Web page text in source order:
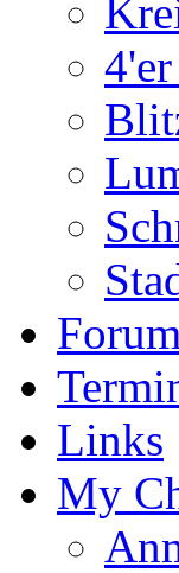
Forum
Links
My